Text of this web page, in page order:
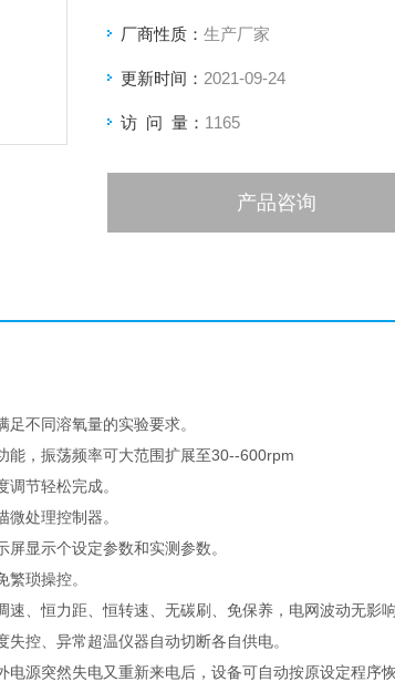
厂商性质： 生产厂家
更新时间： 2021-09-24
访 问 量： 1165
产品咨询
不同溶氧量的实验要求。
能，振荡频率可大范围扩展至30--600rpm
节轻松完成。
处理控制器。
显示个设定参数和实测参数。
琐操控。
速、恒力距、恒转速、无碳刷、免保养，电网波动无影
控、异常超温仪器自动切断各自供电。
电源突然失电又重新来电后，设备可自动按原设定程序